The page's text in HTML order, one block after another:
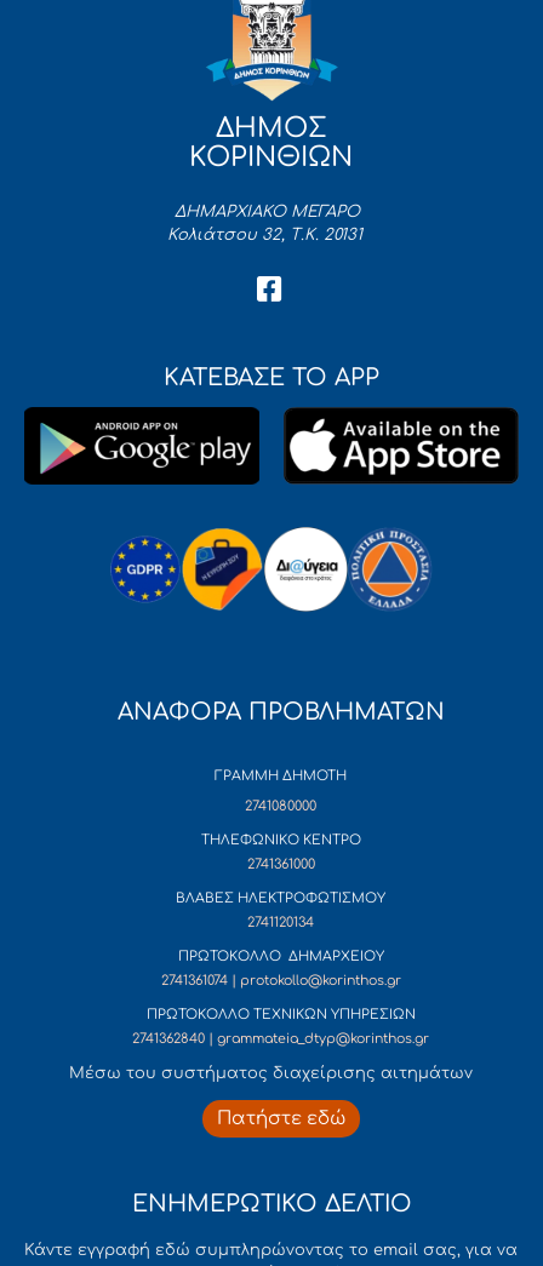
ΔΗΜΟΣ
ΚΟΡΙΝΘΙΩΝ
ΔΗΜΑΡΧΙΑΚΟ ΜΕΓΑΡΟ
Κολιάτσου 32, Τ.Κ. 20131
ΚΑΤΕΒΑΣΕ ΤΟ APP
ΑΝΑΦΟΡΑ ΠΡΟΒΛΗΜΑΤΩΝ
ΓΡΑΜΜΗ ΔΗΜΟΤΗ
2741080000
ΤΗΛΕΦΩΝΙΚΟ ΚΕΝΤΡΟ
2741361000
ΒΛΑΒΕΣ ΗΛΕΚΤΡΟΦΩΤΙΣΜΟΥ
2741120134
ΠΡΩΤΟΚΟΛΛΟ ΔΗΜΑΡΧΕΙΟΥ
2741361074 | protokollo@korinthos.gr
ΠΡΩΤΟΚΟΛΛΟ ΤΕΧΝΙΚΩΝ ΥΠΗΡΕΣΙΩΝ
2741362840 | grammateia_dtyp@korinthos.gr
Mέσω του συστήματος διαχείρισης αιτημάτων
Πατήστε εδώ
ΕΝΗΜΕΡΩΤΙΚΟ ΔΕΛΤΙΟ
Κάντε εγγραφή εδώ συμπληρώνοντας το email σας, για να